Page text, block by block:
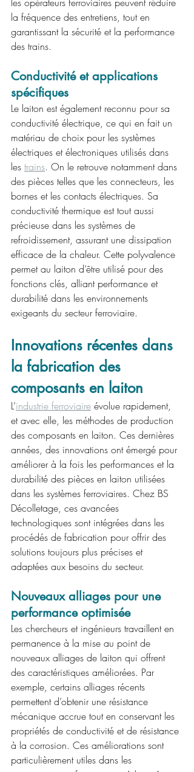
la fréquence des entretiens, tout en
garantissant la sécurité et la performance
des trains.
Conductivité et applications
spécifiques
Le laiton est également reconnu pour sa
conductivité électrique, ce qui en fait un
matériau de choix pour les systèmes
électriques et électroniques utilisés dans
les trains. On le retrouve notamment dans
des pièces telles que les connecteurs, les
bornes et les contacts électriques. Sa
conductivité thermique est tout aussi
précieuse dans les systèmes de
refroidissement, assurant une dissipation
efficace de la chaleur. Cette polyvalence
permet au laiton d’être utilisé pour des
fonctions clés, alliant performance et
durabilité dans les environnements
exigeants du secteur ferroviaire.
Innovations récentes dans
la fabrication des
composants en laiton
L’industrie ferroviaire évolue rapidement,
et avec elle, les méthodes de production
des composants en laiton. Ces dernières
années, des innovations ont émergé pour
améliorer à la fois les performances et la
durabilité des pièces en laiton utilisées
dans les systèmes ferroviaires. Chez BS
Décolletage, ces avancées
technologiques sont intégrées dans les
procédés de fabrication pour offrir des
solutions toujours plus précises et
adaptées aux besoins du secteur.
Nouveaux alliages pour une
performance optimisée
Les chercheurs et ingénieurs travaillent en
permanence à la mise au point de
nouveaux alliages de laiton qui offrent
des caractéristiques améliorées. Par
exemple, certains alliages récents
permettent d’obtenir une résistance
mécanique accrue tout en conservant les
propriétés de conductivité et de résistance
à la corrosion. Ces améliorations sont
particulièrement utiles dans les